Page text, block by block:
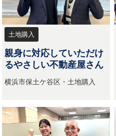
土地購入
親身に対応していただけ
るやさしい不動産屋さん
横浜市保土ケ谷区・土地購入